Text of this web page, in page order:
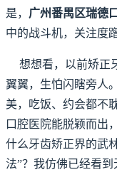
是， 广州番禺区瑞德
中的战斗机，关注度
想想看，以前矫正
翼翼，生怕闪瞎旁人
美，吃饭、约会都不
口腔医院能脱颖而出
什么牙齿矫正界的武
法”？我仿佛已经看